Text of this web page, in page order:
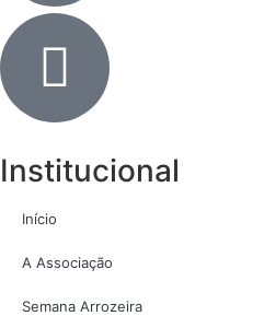
Institucional
Início
A Associação
Semana Arrozeira